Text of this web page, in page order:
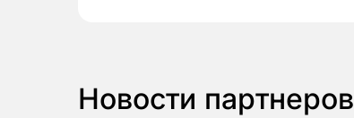
Новости партнеров